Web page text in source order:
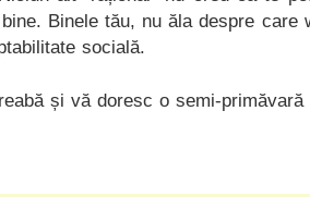
Binele tău, nu ăla despre care
socială.
și vă doresc o semi-primăvară